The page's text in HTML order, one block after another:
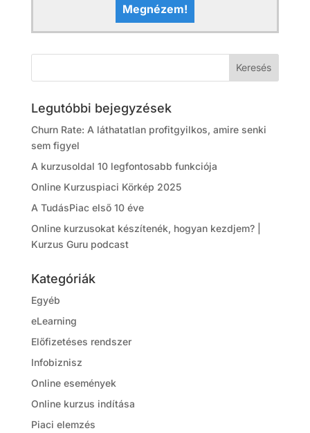
Megnézem!
Legutóbbi bejegyzések
Churn Rate: A láthatatlan profitgyilkos, amire senki
sem figyel
A kurzusoldal 10 legfontosabb funkciója
Online Kurzuspiaci Körkép 2025
A TudásPiac első 10 éve
Online kurzusokat készítenék, hogyan kezdjem? |
Kurzus Guru podcast
Kategóriák
Egyéb
eLearning
Előfizetéses rendszer
Infobiznisz
Online események
Online kurzus indítása
Piaci elemzés